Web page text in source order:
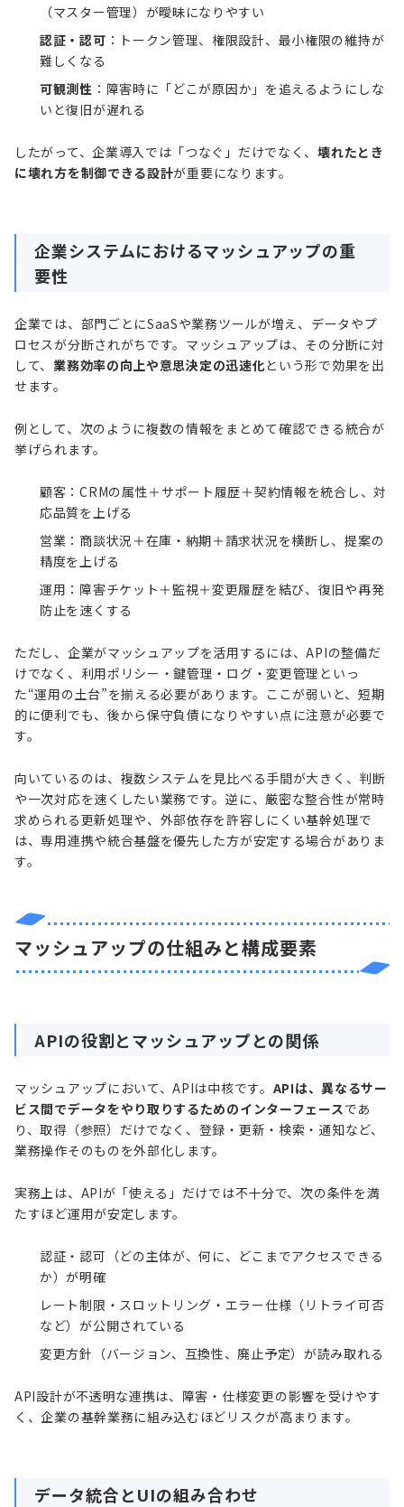
（マスター管理）が曖昧になりやすい
認証・認可 ：トークン管理、権限設計、最小権限の維持が
難しくなる
可観測性 ：障害時に「どこが原因か」を追えるようにしな
いと復旧が遅れる
したがって、企業導入では「つなぐ」だけでなく、壊れたとき
に壊れ方を制御できる設計が重要になります。
企業システムにおけるマッシュアップの重
要性
企業では、部門ごとにSaaSや業務ツールが増え、データやプ
ロセスが分断されがちです。マッシュアップは、その分断に対
して、業務効率の向上や意思決定の迅速化という形で効果を出
せます。
例として、次のように複数の情報をまとめて確認できる統合が
挙げられます。
顧客：CRMの属性＋サポート履歴＋契約情報を統合し、対
応品質を上げる
営業：商談状況＋在庫・納期＋請求状況を横断し、提案の
精度を上げる
運用：障害チケット＋監視＋変更履歴を結び、復旧や再発
防止を速くする
ただし、企業がマッシュアップを活用するには、APIの整備だ
けでなく、利用ポリシー・鍵管理・ログ・変更管理といっ
た“運用の土台”を揃える必要があります。ここが弱いと、短期
的に便利でも、後から保守負債になりやすい点に注意が必要で
す。
向いているのは、複数システムを見比べる手間が大きく、判断
や一次対応を速くしたい業務です。逆に、厳密な整合性が常時
求められる更新処理や、外部依存を許容しにくい基幹処理で
は、専用連携や統合基盤を優先した方が安定する場合がありま
す。
マッシュアップの仕組みと構成要素
APIの役割とマッシュアップとの関係
マッシュアップにおいて、APIは中核です。 APIは、異なるサー
ビス間でデータをやり取りするためのインターフェースであ
り、取得（参照）だけでなく、登録・更新・検索・通知など、
業務操作そのものを外部化します。
実務上は、APIが「使える」だけでは不十分で、次の条件を満
たすほど運用が安定します。
認証・認可（どの主体が、何に、どこまでアクセスできる
か）が明確
レート制限・スロットリング・エラー仕様（リトライ可否
など）が公開されている
変更方針（バージョン、互換性、廃止予定）が読み取れる
API設計が不透明な連携は、障害・仕様変更の影響を受けやす
く、企業の基幹業務に組み込むほどリスクが高まります。
データ統合とUIの組み合わせ